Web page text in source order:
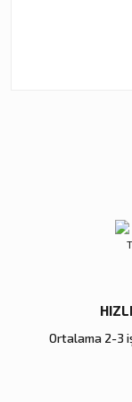
Bu
Ortalama 2-3